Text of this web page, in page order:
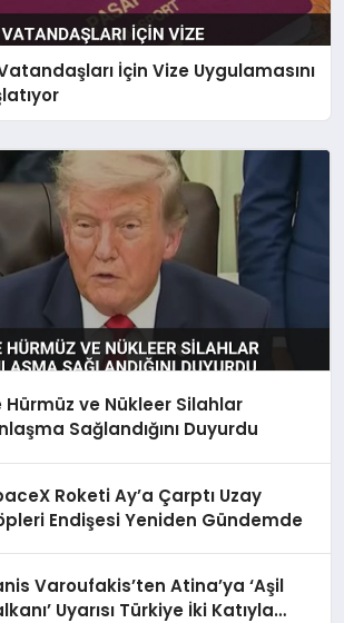
İçin Vize Uygulamasını
ve Nükleer Silahlar
Sağlandığını Duyurdu
Roketi Ay’a Çarptı Uzay
Endişesi Yeniden Gündemde
Varoufakis’ten Atina’ya ‘Aşil
Uyarısı Türkiye İki Katıyla